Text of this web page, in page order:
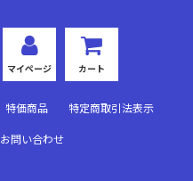
マイページ カート
特価商品 特定商取引法表示
お問い合わせ